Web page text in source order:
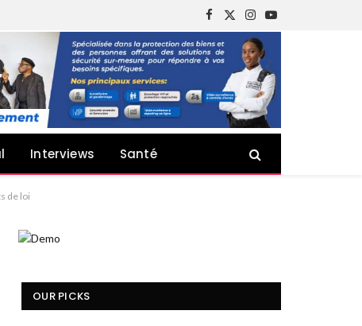
Facebook
X
(Twitter)
Instagram
YouTube
Interviews Santé
de loi
OUR PICKS